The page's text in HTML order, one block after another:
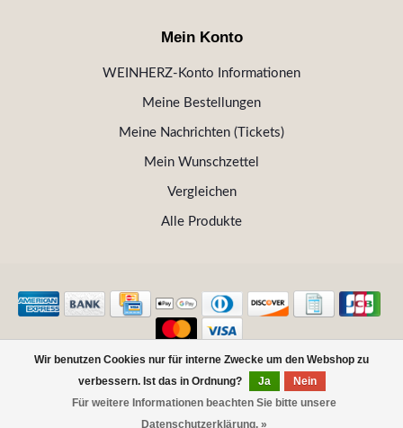
Wir benutzen Cookies nur für interne Zwecke um den Webshop zu
verbessern. Ist das in Ordnung?
Ja
Nein
Für weitere Informationen beachten Sie bitte unsere
Datenschutzerklärung. »
Mein Konto
WEINHERZ-Konto Informationen
Meine Bestellungen
Meine Nachrichten (Tickets)
Mein Wunschzettel
Vergleichen
Alle Produkte
© Copyright 2026 WEINHERZ Kitzbühel - Die VINOTHEK in
FILTER